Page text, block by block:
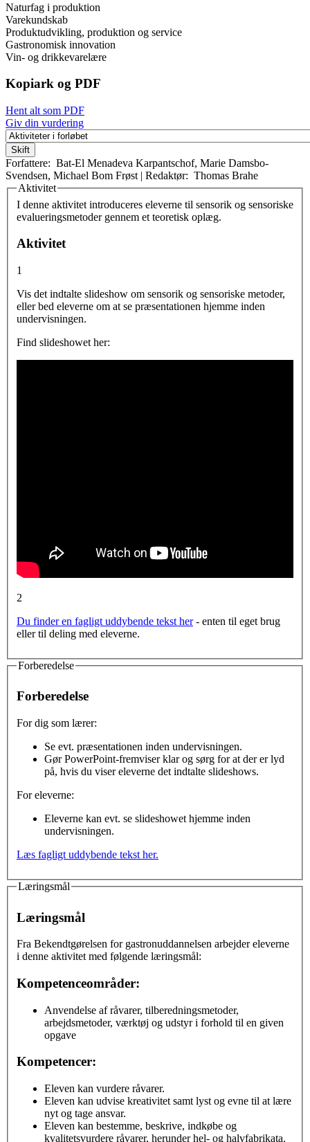
Naturfag i produktion
Varekundskab
Produktudvikling, produktion og service
Gastronomisk innovation
Vin- og drikkevarelære
Kopiark og PDF
Hent alt som PDF
Giv din vurdering
Forfattere: Bat-El Menadeva Karpantschof, Marie Damsbo-
Svendsen, Michael Bom Frøst | Redaktør: Thomas Brahe
Vertikale faneblade
Aktivitet
I denne aktivitet introduceres eleverne til sensorik og sensoriske
evalueringsmetoder gennem et teoretisk oplæg.
Aktivitet
1
Vis det indtalte slideshow om sensorik og sensoriske metoder,
eller bed eleverne om at se præsentationen hjemme inden
undervisningen.
Find slideshowet her:
2
Du finder en fagligt uddybende tekst her- enten til eget brug
eller til deling med eleverne.
Forberedelse
Forberedelse
For dig som lærer:
Se evt. præsentationen inden undervisningen.
Gør PowerPoint-fremviser klar og sørg for at der er lyd
på, hvis du viser eleverne det indtalte slideshows.
For eleverne:
Eleverne kan evt. se slideshowet hjemme inden
undervisningen.
Læs fagligt uddybende tekst her.
Læringsmål
Læringsmål
Fra Bekendtgørelsen for gastronuddannelsen arbejder eleverne
i denne aktivitet med følgende læringsmål:
Kompetenceområder:
Anvendelse af råvarer, tilberedningsmetoder,
arbejdsmetoder, værktøj og udstyr i forhold til en given
opgave
Kompetencer:
Eleven kan vurdere råvarer.
Eleven kan udvise kreativitet samt lyst og evne til at lære
nyt og tage ansvar.
Eleven kan bestemme, beskrive, indkøbe og
kvalitetsvurdere råvarer, herunder hel- og halvfabrikata.